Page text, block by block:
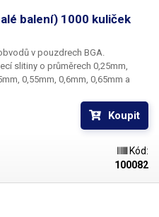
balení) 1000 kuliček
v pouzdrech BGA.
slitiny o průměrech 0,25mm,
0,55mm, 0,6mm, 0,65mm a
obsahuje vždy 1000 kusů
Koupit
Kód:
100082